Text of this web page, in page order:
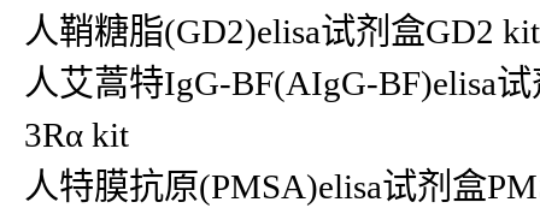
人鞘糖脂(GD2)elisa试剂盒GD2
人艾蒿特IgG-BF(AIgG-BF)elisa
3Rα kit
人特膜抗原(PMSA)elisa试剂盒